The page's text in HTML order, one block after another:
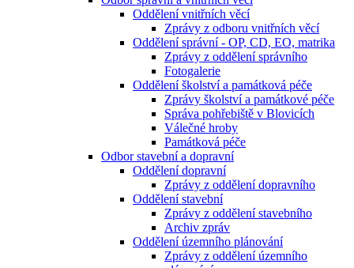
Oddělení vnitřních věcí
Zprávy z odboru vnitřních věcí
Oddělení správní - OP, CD, EO, matrika
Zprávy z oddělení správního
Fotogalerie
Oddělení školství a památková péče
Zprávy školství a památkové péče
Správa pohřebiště v Blovicích
Válečné hroby
Památková péče
Odbor stavební a dopravní
Oddělení dopravní
Zprávy z oddělení dopravního
Oddělení stavební
Zprávy z oddělení stavebního
Archiv zpráv
Oddělení územního plánování
Zprávy z oddělení územního